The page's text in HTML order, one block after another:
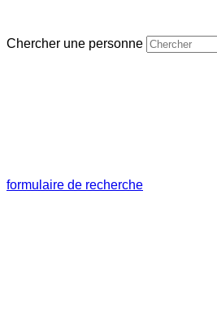
Chercher une personne
formulaire de recherche